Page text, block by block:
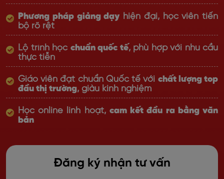
Phương pháp giảng dạy hiện đại, học viên tiến
bộ rõ rệt
Lộ trình học chuẩn quốc tế, phù hợp với nhu cầu
thực tiễn
Giáo viên đạt chuẩn Quốc tế với chất lượng top
đầu thị trường, giàu kinh nghiệm
Học online linh hoạt, cam kết đầu ra bằng văn
bản
Đăng ký nhận tư vấn